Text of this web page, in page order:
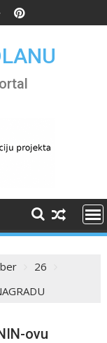
26
ovu